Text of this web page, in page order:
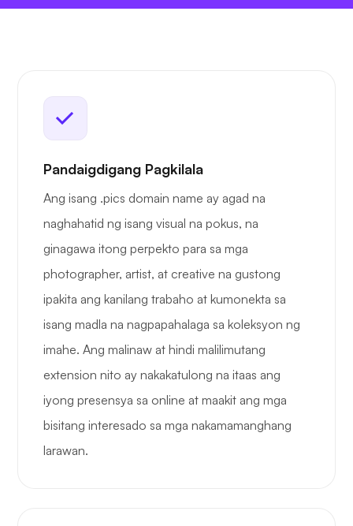
Pandaigdigang Pagkilala
Ang isang .pics domain name ay agad na
naghahatid ng isang visual na pokus, na
ginagawa itong perpekto para sa mga
photographer, artist, at creative na gustong
ipakita ang kanilang trabaho at kumonekta sa
isang madla na nagpapahalaga sa koleksyon ng
imahe. Ang malinaw at hindi malilimutang
extension nito ay nakakatulong na itaas ang
iyong presensya sa online at maakit ang mga
bisitang interesado sa mga nakamamanghang
larawan.